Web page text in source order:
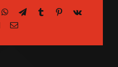
WhatsApp
TelegramTumblrPinterest
Vk
Xing Email